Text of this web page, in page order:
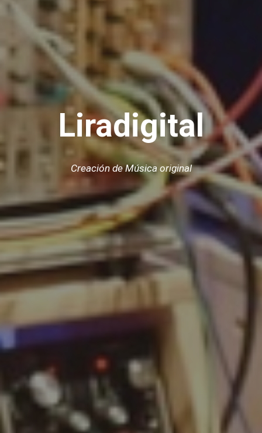
Liradigital
Creación de Música original